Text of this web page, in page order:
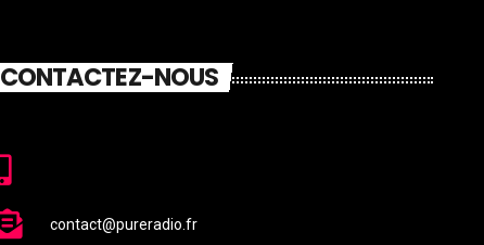
CONTACTEZ-NOUS
contact@pureradio.fr